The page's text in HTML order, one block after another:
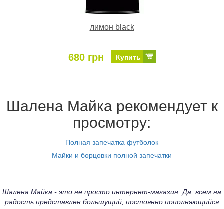
лимон black
680 грн Купить
Шалена Майка рекомендует к
просмотру:
Полная запечатка футболок
Майки и борцовки полной запечатки
Шалена Майка - это не просто интернет-магазин. Да, всем на
радость представлен большущий, постоянно пополняющийся